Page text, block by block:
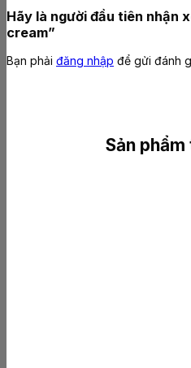
Hãy là người đầu tiên nhận
cream”
Bạn phải đăng nhập để gửi đánh
Sản